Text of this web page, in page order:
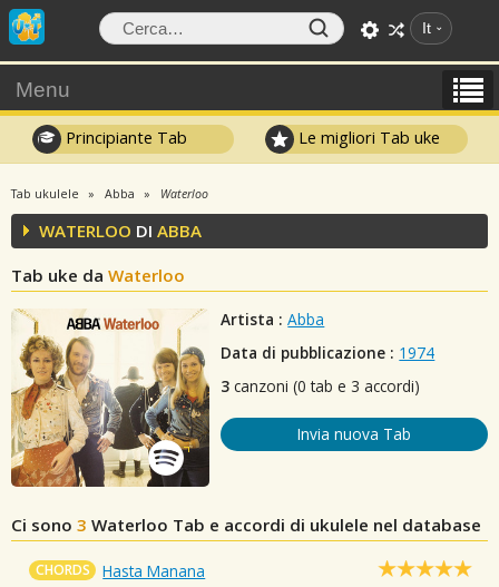
It
Menu
Principiante Tab Le migliori Tab uke
Tab ukulele Abba Waterloo
WATERLOO DI ABBA
Tab uke da Waterloo
Artista : Abba
Data di pubblicazione : 1974
3 canzoni (0 tab e 3 accordi)
Invia nuova Tab
Ci sono 3 Waterloo Tab e accordi di ukulele nel database
CHORDS Hasta Manana